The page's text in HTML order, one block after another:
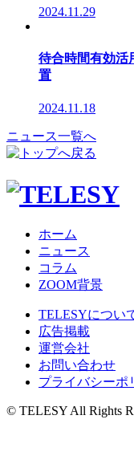
2024.11.29
待合時間有効活
置
2024.11.18
ニュース一覧へ
ホーム
ニュース
コラム
ZOOM背景
TELESYについ
広告掲載
運営会社
お問い合わせ
プライバシーポ
© TELESY All Rights